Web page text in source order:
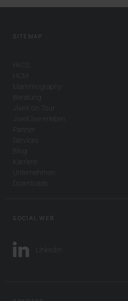
SITEMAP
PACS
HCM
Mammography
Beratung
JiveX on Tour
JiveX live erleben
Partner
Services
Blog
Karriere
Unternehmen
Downloads
SOCIAL WEB
LinkedIn